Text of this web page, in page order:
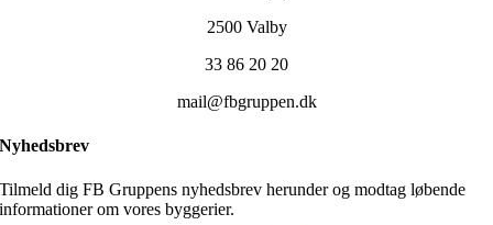
2500 Valby
33 86 20 20
mail@fbgruppen.dk
Nyhedsbrev
Tilmeld dig FB Gruppens nyhedsbrev herunder og modtag løbende
informationer om vores byggerier.